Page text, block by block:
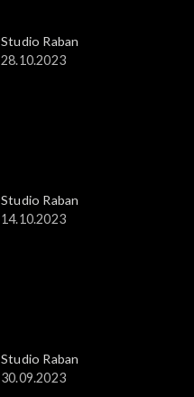
Studio Raban
28.10.2023
Studio Raban
14.10.2023
Studio Raban
30.09.2023